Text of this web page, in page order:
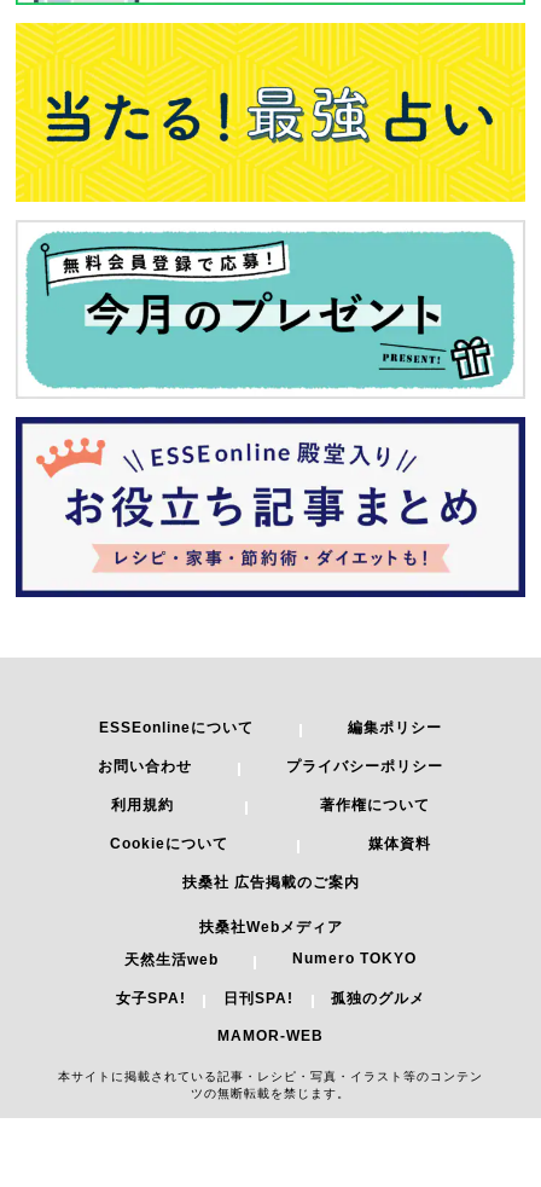
ESSEonlineについて 編集ポリシー
お問い合わせ プライバシーポリシー
利用規約 著作権について
Cookieについて 媒体資料
扶桑社 広告掲載のご案内
扶桑社Webメディア
天然生活web
Numero TOKYO
女子SPA! 日刊SPA! 孤独のグルメ
MAMOR-WEB
本サイトに掲載されている記事・レシピ・写真・イラスト等のコンテン
ツの無断転載を禁じます。